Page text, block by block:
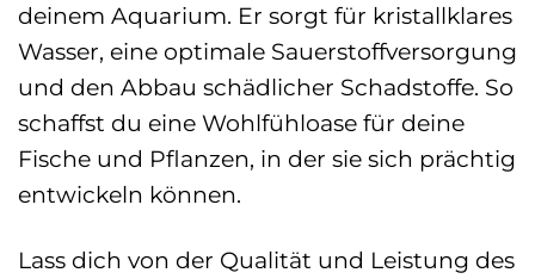
deinem Aquarium. Er sorgt für kristallklares
Wasser, eine optimale Sauerstoffversorgung
und den Abbau schädlicher Schadstoffe. So
schaffst du eine Wohlfühloase für deine
Fische und Pflanzen, in der sie sich prächtig
entwickeln können.
Lass dich von der Qualität und Leistung des